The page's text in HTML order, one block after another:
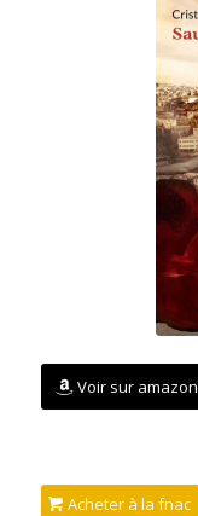
Voir sur amazon
Acheter à la fnac